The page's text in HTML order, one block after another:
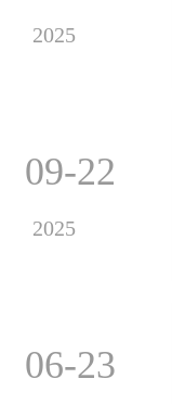
2025
09-22
2025
06-23